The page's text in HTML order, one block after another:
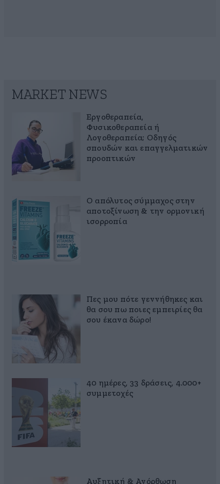
MARKET NEWS
Εργοθεραπεία,
Φυσικοθεραπεία ή
Λογοθεραπεία; Οδηγός
σπουδών και επαγγελματικών
προοπτικών
Ο απόλυτος σύμμαχος στην
αποτοξίνωση & την ορμονική
ισορροπία
Πες μου πότε γεννήθηκες και
θα σου πω ποιες εμπειρίες θα
σου έκανα δώρο!
40 ημέρες, 33 δράσεις, 4.000+
συμμετοχές
Αυξητική & Ανόρθωση